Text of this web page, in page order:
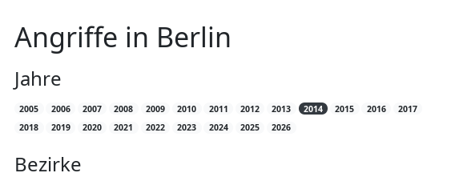
Angriffe in Berlin
Jahre
2005 2006 2007 2008 2009 2010 2011 2012 2013 2014 2015 2016
2017
2018
2019 2020 2021 2022 2023 2024 2025 2026
Bezirke